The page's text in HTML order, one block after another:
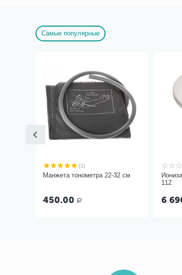
Самые популярные
(1)
Манжета тонометра 22-32 см
450.00 Р
112
6